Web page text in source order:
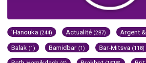
'Hanouka (244) Actualité (287) Argent
Balak (1) Bamidbar (1) Bar-Mitsva (118)